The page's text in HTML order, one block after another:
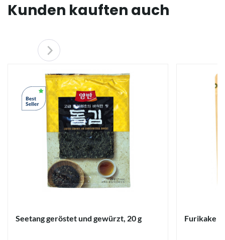
Kunden kauften auch
Seetang geröstet und gewürzt, 20 g Furikake